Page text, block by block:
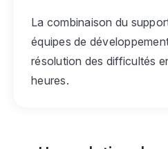
La combinaison du
équipes de
résolution des difficultés
heures.